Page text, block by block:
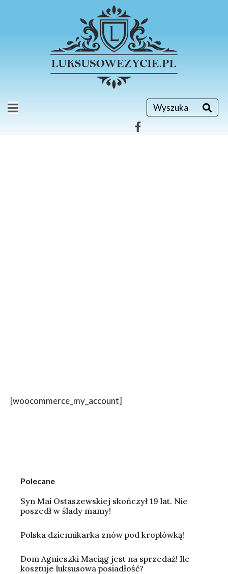
[woocommerce_my_account]
Polecane
Syn Mai Ostaszewskiej skończył 19 lat. Nie
poszedł w ślady mamy!
Polska dziennikarka znów pod kroplówką!
Dom Agnieszki Maciąg jest na sprzedaż! Ile
kosztuje luksusowa posiadłość?